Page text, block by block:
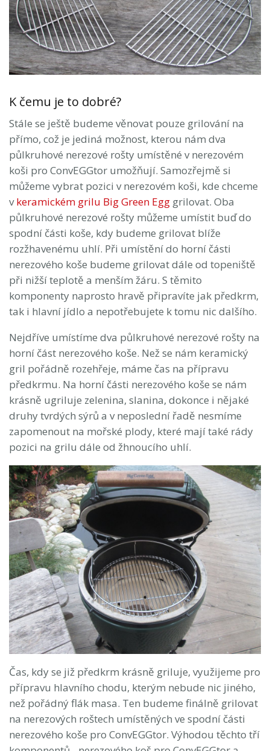
K čemu je to dobré?
Stále se ještě budeme věnovat pouze grilování na
přímo, což je jediná možnost, kterou nám dva
půlkruhové nerezové rošty umístěné v nerezovém
koši pro ConvEGGtor umožňují. Samozřejmě si
můžeme vybrat pozici v nerezovém koši, kde chceme
vkeramickém grilu Big Green Egg grilovat. Oba
půlkruhové nerezové rošty můžeme umístit buď do
spodní části koše, kdy budeme grilovat blíže
rozžhavenému uhlí. Při umístění do horní části
nerezového koše budeme grilovat dále od topeniště
při nižší teplotě a menším žáru. S těmito
komponenty naprosto hravě připravíte jak předkrm,
tak i hlavní jídlo a nepotřebujete k tomu nic dalšího.
Nejdříve umístíme dva půlkruhové nerezové rošty na
horní část nerezového koše. Než se nám keramický
gril pořádně rozehřeje, máme čas na přípravu
předkrmu. Na horní části nerezového koše se nám
krásně ugriluje zelenina, slanina, dokonce i nějaké
druhy tvrdých sýrů a v neposlední řadě nesmíme
zapomenout na mořské plody, které mají také rády
pozici na grilu dále od žhnoucího uhlí.
Čas, kdy se již předkrm krásně griluje, využijeme pro
přípravu hlavního chodu, kterým nebude nic jiného,
než pořádný flák masa. Ten budeme finálně grilovat
na nerezových roštech umístěných ve spodní části
nerezového koše pro ConvEGGtor. Výhodou těchto tří